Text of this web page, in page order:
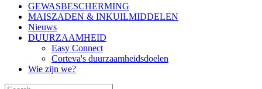
GEWASBESCHERMING
MAISZADEN & INKUILMIDDELEN
Nieuws
DUURZAAMHEID
Easy Connect
Corteva's duurzaamheidsdoelen
Wie zijn we?